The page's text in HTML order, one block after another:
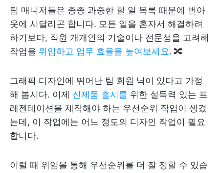
팀 매니저들은 종종 과중한 할 일 목록 때문에 번아
웃에 시달리곤 합니다. 모든 일을 혼자서 해결하려
하기보다, 직원 개개인의 기술이나 전문성을 고려해
작업을 위임하고 업무 효율을 높여보세요. 🔀
그래픽 디자인에 뛰어난 팀 회원 닉이 있다고 가정
해 봅시다. 이제 신제품 출시를 위한 설득력 있는 프
레젠테이션을 제작해야 하는 우선순위 작업이 생겼
는데, 이 작업에는 어느 정도의 디자인 작업이 필요
합니다.
이럴 때 위임을 통해 우선순위를 더 잘 정할 수 있습